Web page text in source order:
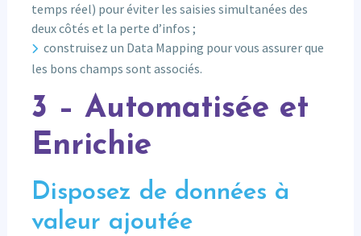
temps réel) pour éviter les saisies simultanées des
deux côtés et la perte d’infos ;
construisez un Data Mapping pour vous assurer que
les bons champs sont associés.
3 – Automatisée et
Enrichie
Disposez de données à
valeur ajoutée